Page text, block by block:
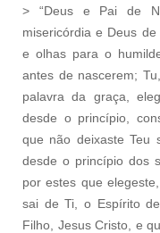
> “Deus e Pai de
misericórdia e Deus
e olhas para o
antes de nascerem;
palavra da graça,
desde o princípio,
que não deixaste Teu
desde o princípio dos
por estes que
sai de Ti, o Espírito
Filho, Jesus Cristo, e